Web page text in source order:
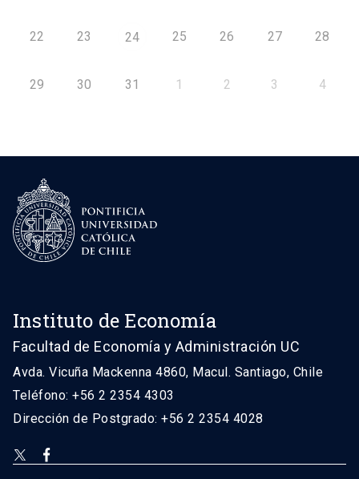
22 23 24 25 26 27 28
29 30 31 1 2 3 4
Instituto de Economía
Facultad de Economía y Administración UC
Avda. Vicuña Mackenna 4860, Macul. Santiago, Chile
Teléfono: +56 2 2354 4303
Dirección de Postgrado: +56 2 2354 4028